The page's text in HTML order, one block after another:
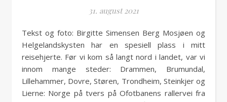
31. august 2021
Tekst og foto: Birgitte Simensen Berg Mosjøen og
Helgelandskysten har en spesiell plass i mitt
reisehjerte. Før vi kom så langt nord i landet, var vi
innom mange steder: Drammen, Brumundal,
Lillehammer, Dovre, Støren, Trondheim, Steinkjer og
Lierne: Norge på tvers på Ofotbanens rallervei fra